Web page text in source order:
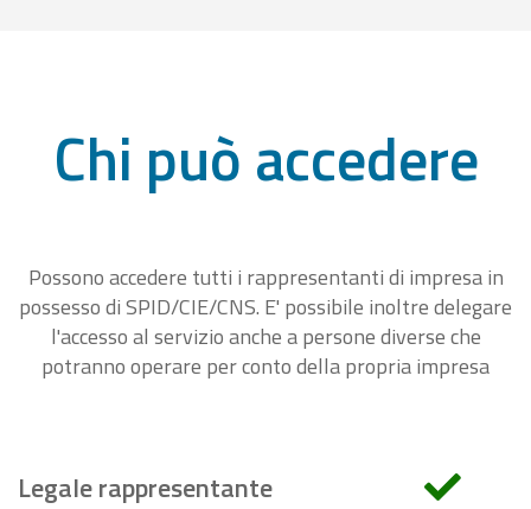
Chi può accedere
Possono accedere tutti i rappresentanti di impresa in
possesso di SPID/CIE/CNS. E' possibile inoltre delegare
l'accesso al servizio anche a persone diverse che
potranno operare per conto della propria impresa
Legale rappresentante